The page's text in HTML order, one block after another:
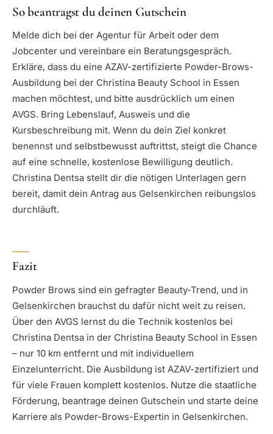
So beantragst du deinen Gutschein
Melde dich bei der Agentur für Arbeit oder dem
Jobcenter und vereinbare ein Beratungsgespräch.
Erkläre, dass du eine AZAV-zertifizierte Powder-Brows-
Ausbildung bei der Christina Beauty School in Essen
machen möchtest, und bitte ausdrücklich um einen
AVGS. Bring Lebenslauf, Ausweis und die
Kursbeschreibung mit. Wenn du dein Ziel konkret
benennst und selbstbewusst auftrittst, steigt die Chance
auf eine schnelle, kostenlose Bewilligung deutlich.
Christina Dentsa stellt dir die nötigen Unterlagen gern
bereit, damit dein Antrag aus Gelsenkirchen reibungslos
durchläuft.
Fazit
Powder Brows sind ein gefragter Beauty-Trend, und in
Gelsenkirchen brauchst du dafür nicht weit zu reisen.
Über den AVGS lernst du die Technik kostenlos bei
Christina Dentsa in der Christina Beauty School in Essen
– nur 10 km entfernt und mit individuellem
Einzelunterricht. Die Ausbildung ist AZAV-zertifiziert und
für viele Frauen komplett kostenlos. Nutze die staatliche
Förderung, beantrage deinen Gutschein und starte deine
Karriere als Powder-Brows-Expertin in Gelsenkirchen.